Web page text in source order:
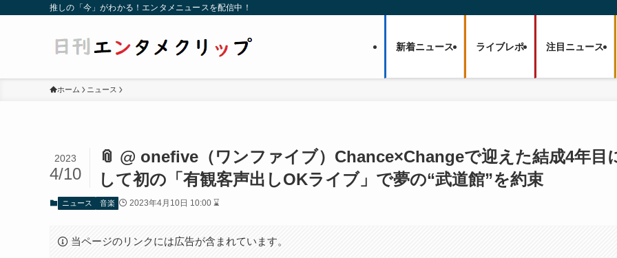
推しの「今」がわかる！エンタメニュースを配信中！
新着ニュース ライブレポ 注目ニュース
ホーム ニュース
📎 @ onefive（ワンファイブ）Chance×Changeで迎えた結成4年目
して初の「有観客声出しOKライブ」で夢の“武道館”を約束
2023
4/10
ニュース 音楽 2023年4月10日 10:00 ⌛
当ページのリンクには広告が含まれています。